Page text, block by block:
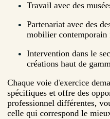
Travail avec des
Partenariat avec des
mobilier contemporain
Intervention dans le
créations haut de
Chaque voie d'exercice
spécifiques et offre des
professionnel différentes,
celle qui correspond le